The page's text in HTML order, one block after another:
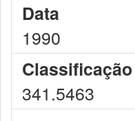
Data
1990
341.5463